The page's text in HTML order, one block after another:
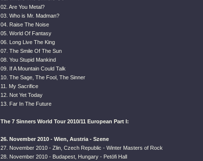
02. Are You Metal?
03. Who is Mr. Madman?
04. Raise The Noise
05. World Of Fantasy
06. Long Live The King
07. The Smile Of The Sun
08. You Stupid Mankind
09. If A Mountain Could Talk
10. The Sage, The Fool, The Sinner
11. My Sacrifice
12. Not Yet Today
13. Far In The Future
The 7 Sinners World Tour 2010/11 European Part I:
26. November 2010 - Wien, Austria - Szene
27. November 2010 - Zlin, Czech Republic - Winter Masters of Rock
28. November 2010 - Budapest, Hungary - Petöfi Hall